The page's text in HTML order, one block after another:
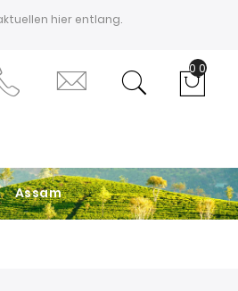
hier entlang.
0
Assam